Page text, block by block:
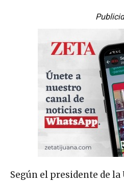
Según el presidente de la